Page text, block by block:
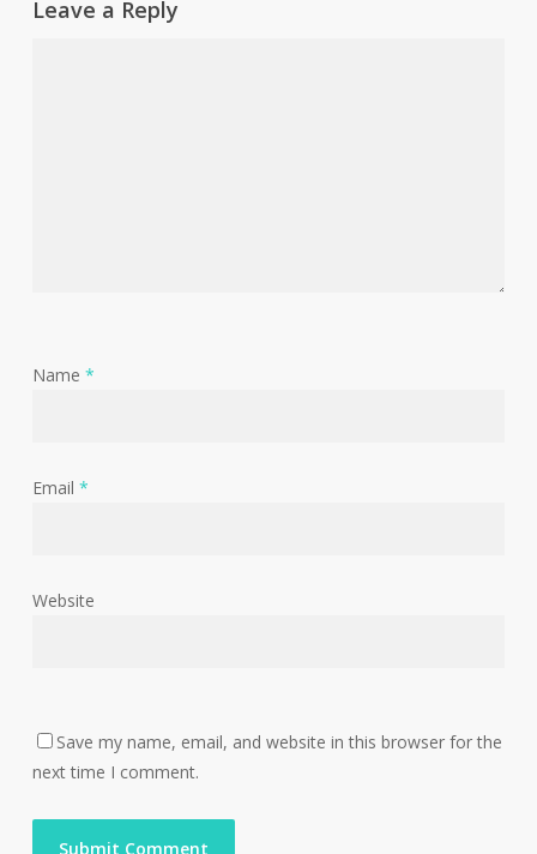
Leave a Reply
Name *
Email *
Website
Save my name, email, and website in this browser for the
next time I comment.